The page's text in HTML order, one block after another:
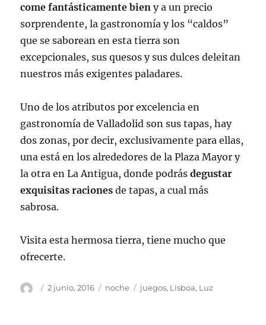
come fantásticamente bien y a un precio
sorprendente, la gastronomía y los “caldos”
que se saborean en esta tierra son
excepcionales, sus quesos y sus dulces deleitan
nuestros más exigentes paladares.
Uno de los atributos por excelencia en
gastronomía de Valladolid son sus tapas, hay
dos zonas, por decir, exclusivamente para ellas,
una está en los alrededores de la Plaza Mayor y
la otra en La Antigua, donde podrásdegustar
exquisitas raciones de tapas, a cual más
sabrosa.
Visita esta hermosa tierra, tiene mucho que
ofrecerte.
Autor
Publicado
2 junio, 2016 Categorías
noche Etiquetas
juegos, Lisboa, Luz